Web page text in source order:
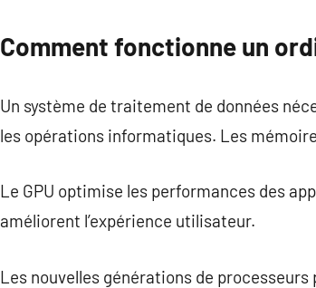
Comment fonctionne un
Un système de traitement de données
les opérations informatiques. Les
Le GPU optimise les performances des
améliorent l’expérience utilisateur.
Les nouvelles générations de